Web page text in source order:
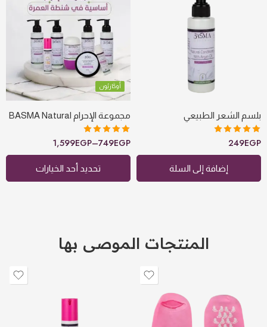
بلسم الشعر الطبيعي
تم التقييم
5.00من 5
249EGP
إضافة إلى السلة
مجموعة الإحرام BASMA Natural
أُوكَازيُون
تم التقييم
5.00من 5
749EGP
–
1,599EGP
مجموعة الاحرام الشامله
مجموعة الاحرام
الاساسيه
تحديد أحد الخيارات
المنتجات الموصى بها